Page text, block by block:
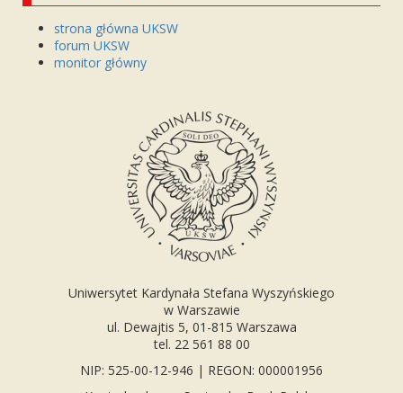
strona główna UKSW
forum UKSW
monitor główny
Uniwersytet Kardynała Stefana Wyszyńskiego
w Warszawie
ul. Dewajtis 5, 01-815 Warszawa
tel. 22 561 88 00
NIP: 525-00-12-946 | REGON: 000001956